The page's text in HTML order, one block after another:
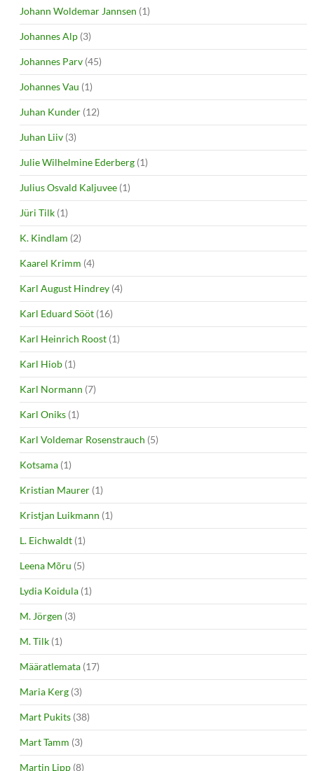
Johann Woldemar Jannsen (1)
Johannes Alp (3)
Johannes Parv (45)
Johannes Vau (1)
Juhan Kunder (12)
Juhan Liiv (3)
Julie Wilhelmine Ederberg (1)
Julius Osvald Kaljuvee (1)
Jüri Tilk (1)
K. Kindlam (2)
Kaarel Krimm (4)
Karl August Hindrey (4)
Karl Eduard Sööt (16)
Karl Heinrich Roost (1)
Karl Hiob (1)
Karl Normann (7)
Karl Oniks (1)
Karl Voldemar Rosenstrauch (5)
Kotsama (1)
Kristian Maurer (1)
Kristjan Luikmann (1)
L. Eichwaldt (1)
Leena Mõru (5)
Lydia Koidula (1)
M. Jörgen (3)
M. Tilk (1)
Määratlemata (17)
Maria Kerg (3)
Mart Pukits (38)
Mart Tamm (3)
Martin Lipp (8)